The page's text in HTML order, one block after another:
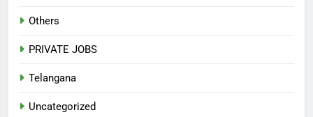
Others
PRIVATE JOBS
Telangana
Uncategorized